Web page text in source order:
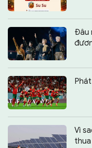
Đâu
Vì